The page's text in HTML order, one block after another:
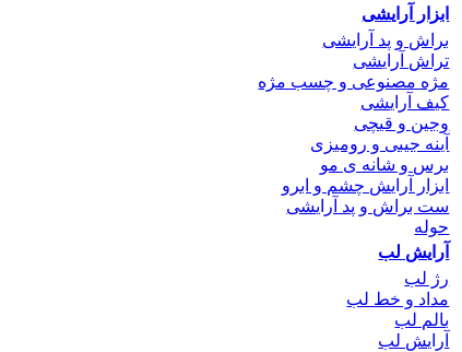
ابزار آرایشی
براش و پد آرایشی
تراش آرایشی
مژه مصنوعی و چسب مژه
کیف آرایشی
وجین و قیچی
آینه جیبی و رومیزی
برس و شانه ی مو
ابزار آرایش چشم و ابرو
ست براش و پد آرایشی
حوله
آرایش لب
رژ لب
مداد و خط لب
بالم لب
آرایش لب